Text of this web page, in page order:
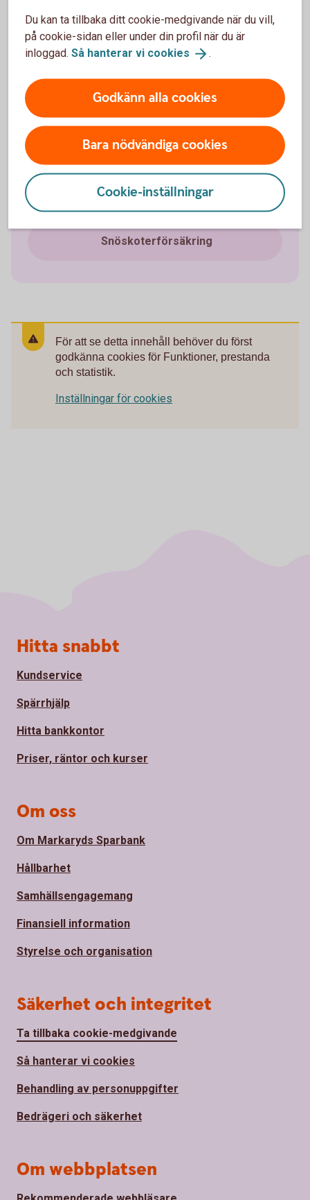
Bilförsäkring
Husbilsförsäkring
Husvagnsförsäkring
Släpvagnsförsäkring
Snöskoterförsäkring
För att se detta innehåll behöver du först
godkänna cookies för Funktioner, prestanda
och statistik.
Inställningar för cookies
Du kan ta tillbaka ditt cookie-medgivande när du vill,
på cookie-sidan eller under din profil när du är
inloggad. Så hanterar vi cookies .
Godkänn alla cookies
Bara nödvändiga cookies
Cookie-inställningar
Sidfot
Hitta snabbt
Kundservice
Spärrhjälp
Hitta bankkontor
Priser, räntor och kurser
Om oss
Om Markaryds Sparbank
Hållbarhet
Samhällsengagemang
Finansiell information
Styrelse och organisation
Säkerhet och integritet
Ta tillbaka cookie-medgivande
Så hanterar vi cookies
Behandling av personuppgifter
Bedrägeri och säkerhet
Om webbplatsen